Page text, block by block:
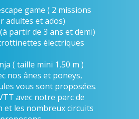
game ( 2 missions
adultes et ados)
partir de 3 ans et demi)
électriques
( taille mini 1,50 m )
nos ânes et poneys,
vous sont proposées.
avec notre parc de
et les nombreux circuits